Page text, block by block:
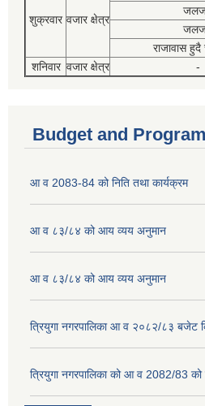
शुक्रवार वजार क्षेत्र
राजावास
शनिवार वजार क्षेत्र -
Budget and Program
आ व 2083-84 को निति तथा कार्यक्रम
आ व ८३/८४ को आय व्यय अनुमान
आ व ८३/८४ को आय व्यय अनुमान
त्रियुगा नगरपालिका आ व २०८२/८३ बजेट
त्रियुगा नगरपालिका को आ व 2082/83 को